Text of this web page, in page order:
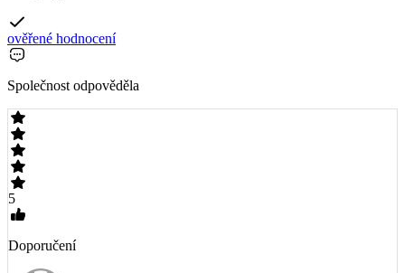
ověřené hodnocení
Společnost odpověděla
5
Doporučení